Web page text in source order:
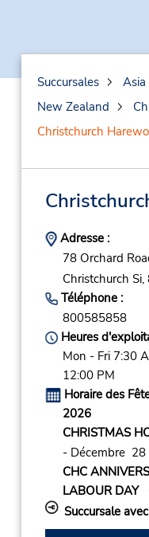
Succursales
Asia
New Zealand
Christchurch
Adresse :
78 Orchard
Christchurch Si,
Téléphone :
800585858
Heures
Mon - Fri 7:30
12:00 PM
Horaire des
2026
CHRISTMAS
- Décembre 28
CHC
LABOUR DAY
Succursale